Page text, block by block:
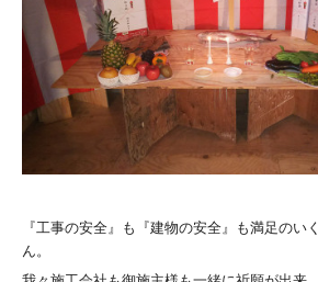
『工事の安全』も『建物の安全』も満足のい
ん。